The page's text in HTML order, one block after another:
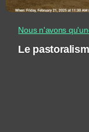
Nous n'avons
Le